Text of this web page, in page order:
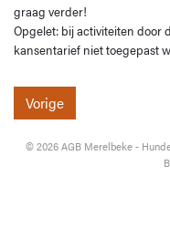
graag verder!
Opgelet: bij activiteiten door
kansentarief niet toegepast
Vorige
© 2026 AGB Merelbeke -